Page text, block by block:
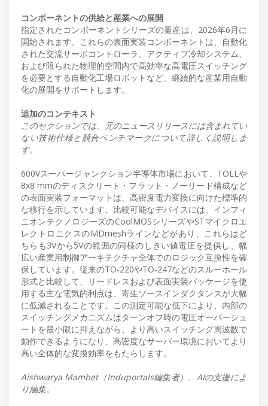
コンポーネントの供給と産業への展開
指定されたコンポーネントシリーズの量産は、2026年6月に
開始されます。これらの表面実装コンポーネントは、自動化
された交流サーボコントローラ、アクティブ冷却システム、
および限られた物理的空間内で高効率な高電圧スイッチング
を必要とする自動化工場ロボットなど、継続的な産業用自動
化の展開をサポートします。
追加のコンテキスト
このセクションでは、元のニュースリリースには含まれてい
ない技術仕様と競合ベンチマークについて詳しく説明しま
す。
600Vスーパージャンクション半導体市場において、TOLLや
8x8 mmのディスクリート・フラット・ノーリード構成など
の表面実装フォーマットは、高密度電力変換に向けた標準的
な移行を示しています。比較可能なデバイスには、インフィ
ニオンテクノロジーズのCoolMOSシリーズやSTマイクロエ
レクトロニクスのMDmeshラインなどがあり、これらはど
ちらも3Vから5Vの範囲の同様のしきい値電圧を提供し、幅
広い産業用制御アーキテクチャ全体でのロジック互換性を確
保しています。従来のTO-220やTO-247などのスルーホール
形式と比較して、リードレスおよび表面実装パッケージを使
用する主な電気的利点は、寄生ソースインダクタンスが大幅
に低減されることです。この測定可能な低下により、内部の
スイッチングメカニズムはターンオフ時の電圧オーバーシュ
ートを最小限に抑えながら、より高いスイッチング周波数で
動作できるようになり、高密度なサーバー環境においてより
高い全体的な変換効率をもたらします。
Aishwarya Mambet（Induportals編集者）、AIの支援によ
り編集。